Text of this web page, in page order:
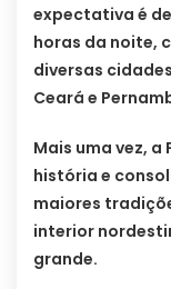
expectativa é
horas da noite,
diversas
Ceará e
Mais uma vez,
história e
maiores
interior
grande.